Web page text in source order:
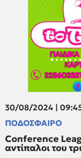
30/08/2024 |
ΠΟΔΟΣΦΑΙΡΟ
Conference
αντίπαλοι του